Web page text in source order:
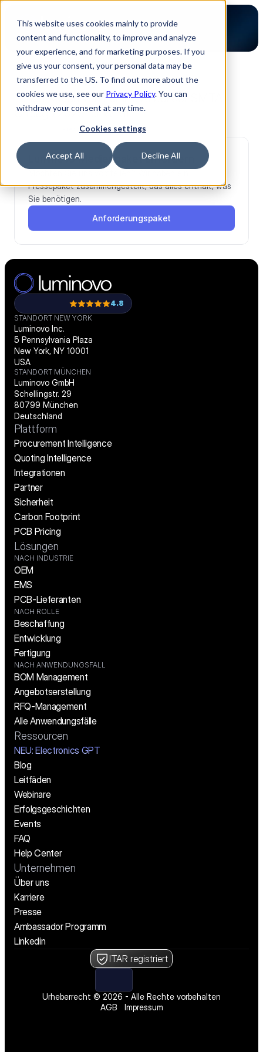
This website uses cookies mainly to provide
content and functionality, to improve and analyze
your experience, and for marketing purposes. If you
give us your consent, your personal data may be
transferred to the US. To find out more about the
cookies we use, see our Privacy Policy. You can
withdraw your consent at any time.
Cookies settings
Accept All Decline All
Zurück zum Blog
Timon Ruban von Luminovo bei der SMTAI
Chicago 2025 für WNIE
Presse
Luminovo Medienpaket anfordern
Pressepaket zusammengestellt, das alles enthält, was
Sie benötigen.
Anforderungspaket
4.8
STANDORT NEW YORK
Luminovo Inc.
5 Pennsylvania Plaza
New York, NY 10001
USA
STANDORT MÜNCHEN
Luminovo GmbH
Schellingstr. 29
80799 München
Deutschland
Plattform
Procurement Intelligence
Quoting Intelligence
Integrationen
Partner
Sicherheit
Carbon Footprint
PCB Pricing
Lösungen
NACH INDUSTRIE
OEM
EMS
PCB-Lieferanten
NACH ROLLE
Beschaffung
Entwicklung
Fertigung
NACH ANWENDUNGSFALL
BOM Management
Angebotserstellung
RFQ-Management
Alle Anwendungsfälle
Ressourcen
NEU: Electronics GPT
Blog
Leitfäden
Webinare
Erfolgsgeschichten
Events
FAQ
Help Center
Unternehmen
Über uns
Karriere
Presse
Ambassador Programm
Linkedin
ITAR registriert
Urheberrecht © 2026 - Alle Rechte vorbehalten
AGB
Impressum